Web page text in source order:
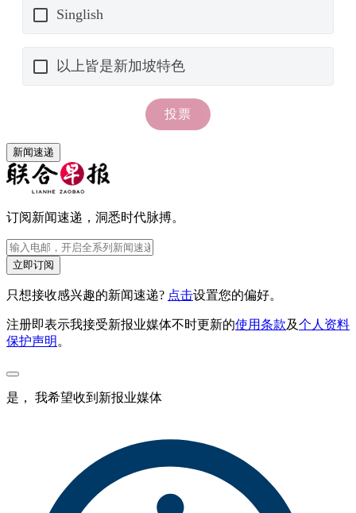
新闻速递
订阅新闻速递，洞悉时代脉搏。
立即订阅
只想接收感兴趣的新闻速递? 点击设置您的偏好。
注册即表示我接受新报业媒体不时更新的使用条款及个人资料
保护声明 。
是， 我希望收到新报业媒体